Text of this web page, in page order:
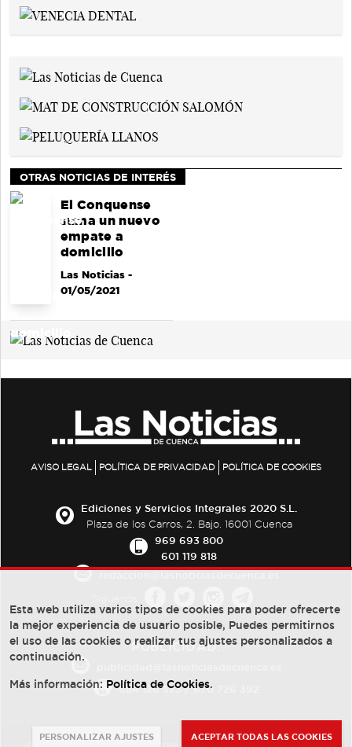
OTRAS NOTICIAS DE INTERÉS
El Conquense
suma un nuevo
empate a
domicilio
Las Noticias-
01/05/2021
AVISO LEGAL POLÍTICA DE PRIVACIDAD POLÍTICA DE COOKIES
Ediciones y Servicios Integrales 2020 S.L.
Plaza de los Carros, 2. Bajo. 16001 Cuenca
969 693 800
601 119 818
PUBLICIDAD:
684 126 573/670 726 392
Esta web utiliza varios tipos de cookies para poder ofrecerte
la mejor experiencia de usuario posible, Puedes permitirnos
el uso de las cookies o realizar tus ajustes personalizados a
continuación.
Más información: Política de Cookies.
PERSONALIZAR AJUSTES ACEPTAR TODAS LAS COOKIES